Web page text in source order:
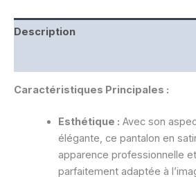
Description
Caractéristiques Principales :
Esthétique : Avec son
élégante, ce pantalon en
apparence professionnelle
parfaitement adaptée à